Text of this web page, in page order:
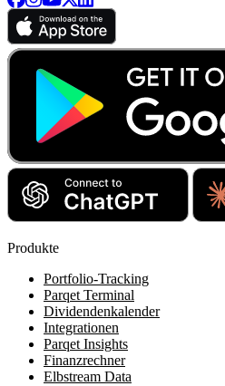
Produkte
Portfolio-Tracking
Parqet Terminal
Dividendenkalender
Integrationen
Parqet Insights
Finanzrechner
Elbstream Data